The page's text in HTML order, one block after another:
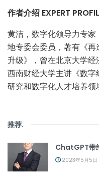
作者介绍 EXPERT
黄洁，数字化领导力专
地专委会委员，著有《
升级》，曾在北京大学经
西南财经大学主讲《数
研究和数字化人才培养领
推荐.
ChatGPT带
2023年5月5日